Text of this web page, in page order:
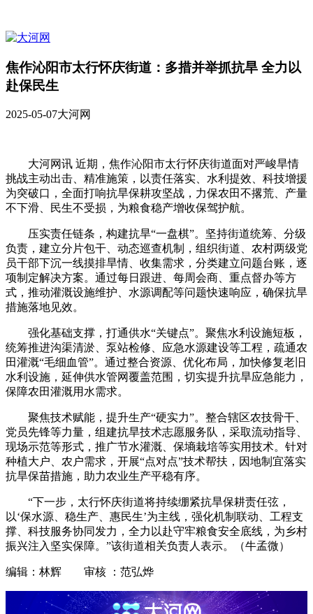
焦作沁阳市太行怀庆街道：多措并举抓抗旱 全力以
赴保民生
2025-05-07大河网
大河网讯 近期，焦作沁阳市太行怀庆街道面对严峻旱情
挑战主动出击、精准施策，以责任落实、水利提效、科技增援
为突破口，全面打响抗旱保耕攻坚战，力保农田不撂荒、产量
不下滑、民生不受损，为粮食稳产增收保驾护航。
压实责任链条，构建抗旱“一盘棋”。坚持街道统筹、分级
负责，建立分片包干、动态巡查机制，组织街道、农村两级党
员干部下沉一线摸排旱情、收集需求，分类建立问题台账，逐
项制定解决方案。通过每日跟进、每周会商、重点督办等方
式，推动灌溉设施维护、水源调配等问题快速响应，确保抗旱
措施落地见效。
强化基础支撑，打通供水“关键点”。聚焦水利设施短板，
统筹推进沟渠清淤、泵站检修、应急水源建设等工程，疏通农
田灌溉“毛细血管”。通过整合资源、优化布局，加快修复老旧
水利设施，延伸供水管网覆盖范围，切实提升抗旱应急能力，
保障农田灌溉用水需求。
聚焦技术赋能，提升生产“硬实力”。整合辖区农技骨干、
党员先锋等力量，组建抗旱技术志愿服务队，采取流动指导、
现场示范等形式，推广节水灌溉、保墒栽培等实用技术。针对
种植大户、农户需求，开展“点对点”技术帮扶，因地制宜落实
抗旱保苗措施，助力农业生产平稳有序。
“下一步，太行怀庆街道将持续绷紧抗旱保耕责任弦，
以‘保水源、稳生产、惠民生’为主线，强化机制联动、工程支
撑、科技服务协同发力，全力以赴守牢粮食安全底线，为乡村
振兴注入坚实保障。”该街道相关负责人表示。（牛孟微）
编辑：林辉 审核 ：范弘烨